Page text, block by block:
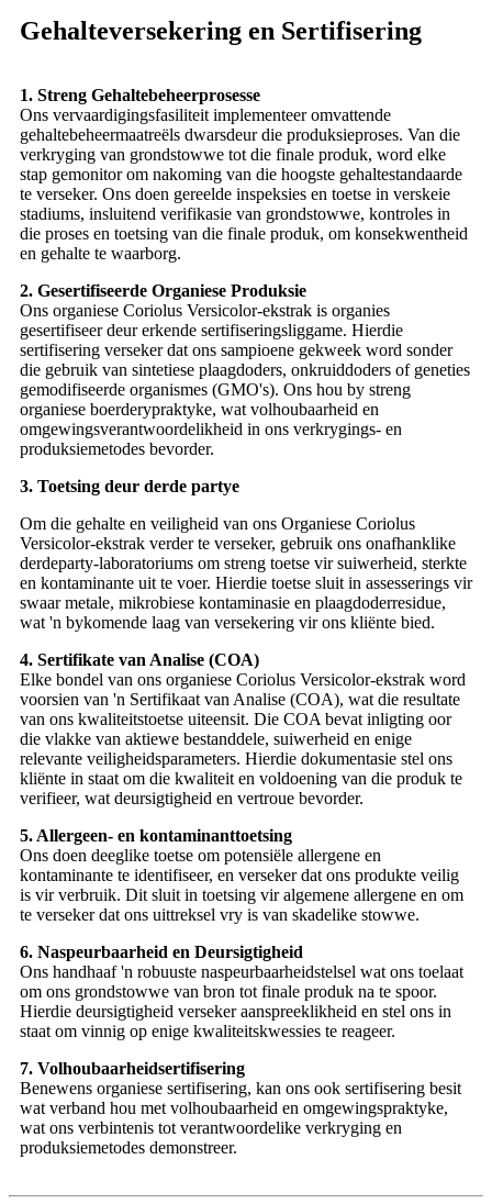
Gehalteversekering en Sertifisering
1. Streng Gehaltebeheerprosesse
Ons vervaardigingsfasiliteit implementeer omvattende
gehaltebeheermaatreëls dwarsdeur die produksieproses. Van die
verkryging van grondstowwe tot die finale produk, word elke
stap gemonitor om nakoming van die hoogste gehaltestandaarde
te verseker. Ons doen gereelde inspeksies en toetse in verskeie
stadiums, insluitend verifikasie van grondstowwe, kontroles in
die proses en toetsing van die finale produk, om konsekwentheid
en gehalte te waarborg.
2. Gesertifiseerde Organiese Produksie
Ons organiese Coriolus Versicolor-ekstrak is organies
gesertifiseer deur erkende sertifiseringsliggame. Hierdie
sertifisering verseker dat ons sampioene gekweek word sonder
die gebruik van sintetiese plaagdoders, onkruiddoders of geneties
gemodifiseerde organismes (GMO's). Ons hou by streng
organiese boerderypraktyke, wat volhoubaarheid en
omgewingsverantwoordelikheid in ons verkrygings- en
produksiemetodes bevorder.
3. Toetsing deur derde partye
Om die gehalte en veiligheid van ons Organiese Coriolus
Versicolor-ekstrak verder te verseker, gebruik ons ​​onafhanklike
derdeparty-laboratoriums om streng toetse vir suiwerheid, sterkte
en kontaminante uit te voer. Hierdie toetse sluit in assesserings vir
swaar metale, mikrobiese kontaminasie en plaagdoderresidue,
wat 'n bykomende laag van versekering vir ons kliënte bied.
4. Sertifikate van Analise (COA)
Elke bondel van ons organiese Coriolus Versicolor-ekstrak word
voorsien van 'n Sertifikaat van Analise (COA), wat die resultate
van ons kwaliteitstoetse uiteensit. Die COA bevat inligting oor
die vlakke van aktiewe bestanddele, suiwerheid en enige
relevante veiligheidsparameters. Hierdie dokumentasie stel ons
kliënte in staat om die kwaliteit en voldoening van die produk te
verifieer, wat deursigtigheid en vertroue bevorder.
5. Allergeen- en kontaminanttoetsing
Ons doen deeglike toetse om potensiële allergene en
kontaminante te identifiseer, en verseker dat ons produkte veilig
is vir verbruik. Dit sluit in toetsing vir algemene allergene en om
te verseker dat ons uittreksel vry is van skadelike stowwe.
6. Naspeurbaarheid en Deursigtigheid
Ons handhaaf 'n robuuste naspeurbaarheidstelsel wat ons toelaat
om ons grondstowwe van bron tot finale produk na te spoor.
Hierdie deursigtigheid verseker aanspreeklikheid en stel ons in
staat om vinnig op enige kwaliteitskwessies te reageer.
7. Volhoubaarheidsertifisering
Benewens organiese sertifisering, kan ons ook sertifisering besit
wat verband hou met volhoubaarheid en omgewingspraktyke,
wat ons verbintenis tot verantwoordelike verkryging en
produksiemetodes demonstreer.